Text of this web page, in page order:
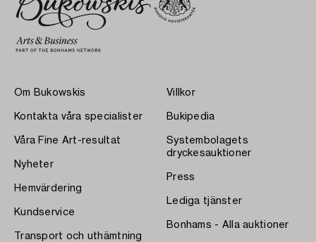
Om Bukowskis
Kontakta våra specialister
Våra Fine Art-resultat
Nyheter
Hemvärdering
Kundservice
Transport och uthämtning
Villkor
Bukipedia
Systembolagets
dryckesauktioner
Press
Lediga tjänster
Bonhams - Alla auktioner